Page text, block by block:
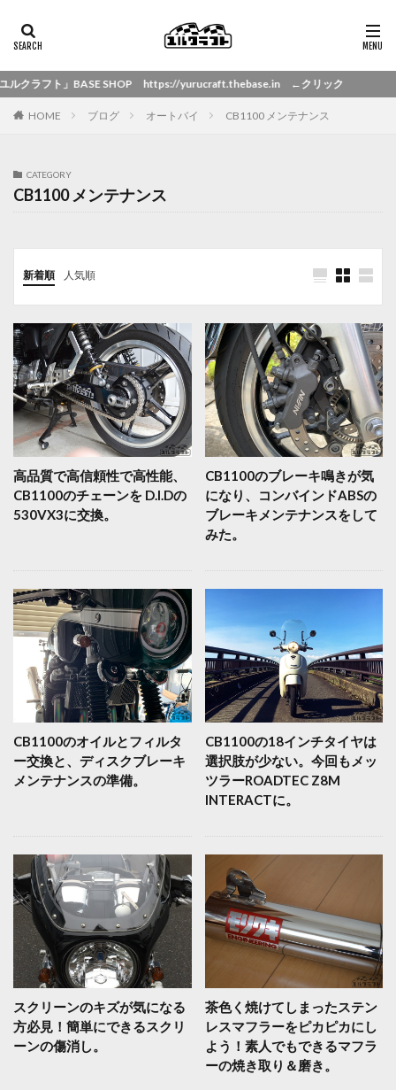
BASE SHOP https://yurucraft.thebase.in ←クリック
HOME ブログ オートバイ CB1100 メンテナンス
CATEGORY
CB1100 メンテナンス
新着順 人気順
高品質で高信頼性で高性能、
CB1100のチェーンを D.I.Dの
530VX3に交換。
CB1100のブレーキ鳴きが気
になり、コンバインドABSの
ブレーキメンテナンスをして
みた。
CB1100のオイルとフィルタ
ー交換と、ディスクブレーキ
メンテナンスの準備。
CB1100の18インチタイヤは
選択肢が少ない。今回もメッ
ツラーROADTEC Z8M
INTERACTに。
スクリーンのキズが気になる
方必見！簡単にできるスクリ
ーンの傷消し。
茶色く焼けてしまったステン
レスマフラーをピカピカにし
よう！素人でもできるマフラ
ーの焼き取り＆磨き。